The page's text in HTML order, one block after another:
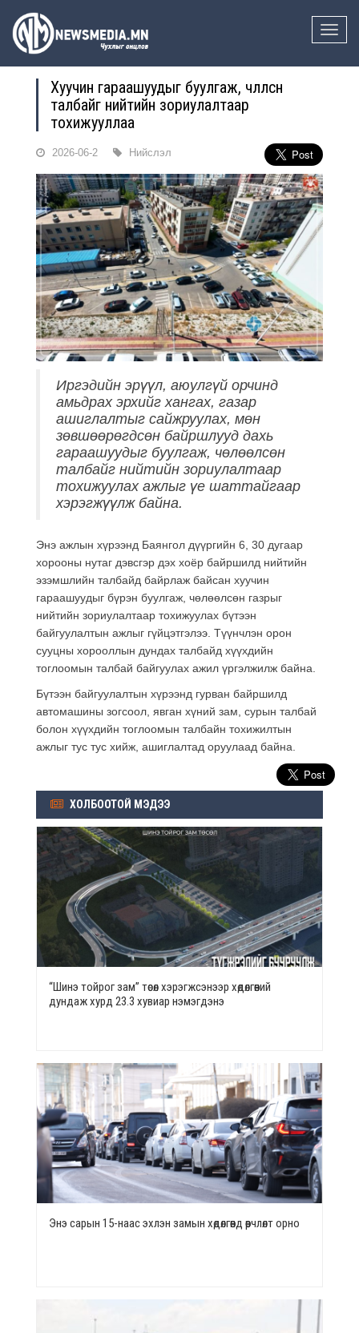
Toggle
Хуучин гараашуудыг буулгаж, чөлөөлсөн
талбайг нийтийн зориулалтаар
тохижууллаа
2026-06-2 Нийслэл
Иргэдийн эрүүл, аюулгүй орчинд
амьдрах эрхийг хангах, газар
ашиглалтыг сайжруулах, мөн
зөвшөөрөгдсөн байршлууд дахь
гараашуудыг буулгаж, чөлөөлсөн
талбайг нийтийн зориулалтаар
тохижуулах ажлыг үе шаттайгаар
хэрэгжүүлж байна.
Энэ ажлын хүрээнд Баянгол дүүргийн 6, 30 дугаар
хорооны нутаг дэвсгэр дэх хоёр байршилд нийтийн
эзэмшлийн талбайд байрлаж байсан хуучин
гараашуудыг бүрэн буулгаж, чөлөөлсөн газрыг
нийтийн зориулалтаар тохижуулах бүтээн
байгуулалтын ажлыг гүйцэтгэлээ. Түүнчлэн орон
сууцны хорооллын дундах талбайд хүүхдийн
тоглоомын талбай байгуулах ажил үргэлжилж байна.
Бүтээн байгуулалтын хүрээнд гурван байршилд
автомашины зогсоол, явган хүний зам, сурын талбай
болон хүүхдийн тоглоомын талбайн тохижилтын
ажлыг тус тус хийж, ашиглалтад оруулаад байна.
ХОЛБООТОЙ МЭДЭЭ
“Шинэ тойрог зам” төсөл хэрэгжсэнээр хөдөлгөөний
дундаж хурд 23.3 хувиар нэмэгдэнэ
Энэ сарын 15-наас эхлэн замын хөдөлгөөнд өөрчлөлт орно